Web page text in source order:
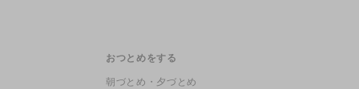
おつとめをする
朝づとめ・夕づとめ